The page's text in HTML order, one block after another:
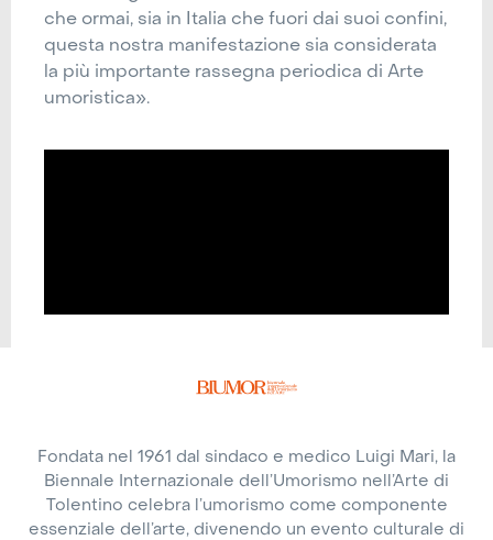
che ormai, sia in Italia che fuori dai suoi confini,
questa nostra manifestazione sia considerata
la più importante rassegna periodica di Arte
umoristica».
Fondata nel 1961 dal sindaco e medico Luigi Mari, la
Biennale Internazionale dell’Umorismo nell’Arte di
Tolentino celebra l’umorismo come componente
essenziale dell’arte, divenendo un evento culturale di